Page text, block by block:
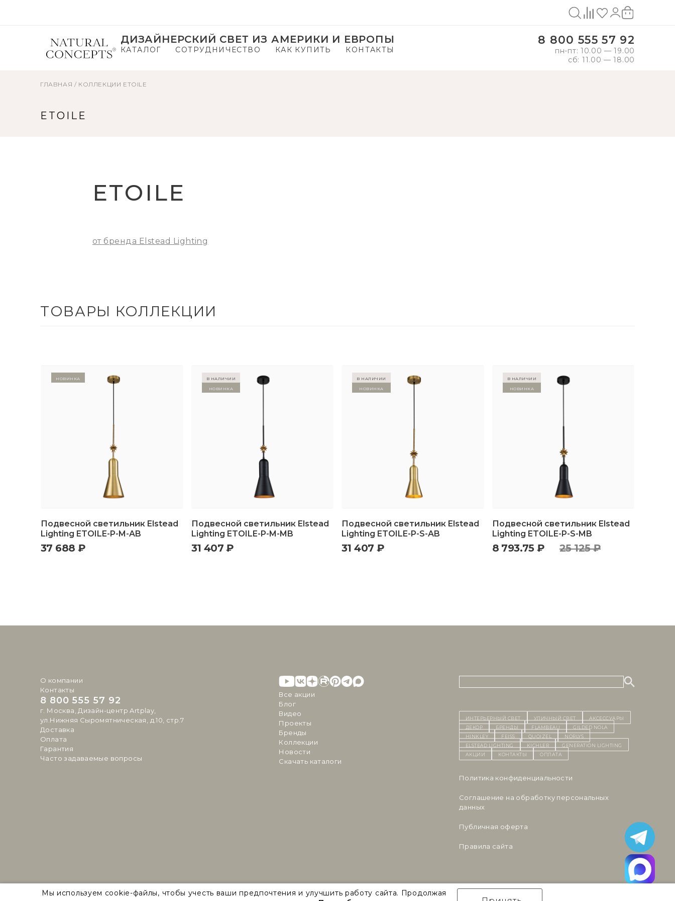
ДИЗАЙНЕРСКИЙ СВЕТ ИЗ АМЕРИКИ И ЕВРОПЫ
КАТАЛОГ СОТРУДНИЧЕСТВО КАК КУПИТЬ КОНТАКТЫ
8 800 555 57 92
пн-пт: 10.00 — 19.00
сб: 11.00 — 18.00
ГЛАВНАЯ / КОЛЛЕКЦИИ ETOILE
ETOILE
ETOILE
от бренда Elstead Lighting
ТОВАРЫ КОЛЛЕКЦИИ
Новинка
Подвесной светильник Elstead
Lighting ETOILE-P-M-AB
37 688 ₽
в наличии
Новинка
Подвесной светильник Elstead
Lighting ETOILE-P-M-MB
31 407 ₽
в наличии
Новинка
Подвесной светильник Elstead
Lighting ETOILE-P-S-AB
31 407 ₽
в наличии
Новинка
Подвесной светильник Elstead
Lighting ETOILE-P-S-MB
8 793.75 ₽ 25 125 ₽
О компании
Контакты
8 800 555 57 92
г. Москва, Дизайн-центр Artplay,
ул.Нижняя Сыромятническая, д.10, стр.7
Доставка
Оплата
Гарантия
Часто задаваемые вопросы
Все акции
Блог
Видео
Проекты
Бренды
Коллекции
Новости
Скачать каталоги
ИНТЕРЬЕРНЫЙ СВЕТ уличный СВЕТ
Аксессуары
декор
бренды Flambeau
Gilded Nola
Hinkley
Feiss Quoizel
Norlys
Elstead Lighting
Kichler
Generation Lighting
Акции
контакты Оплата
Политика конфиденциальности
Cоглашение на обработку персональных
данных
Публичная оферта
Правила сайта
Natural Concepts 2026 © Все права защищены
Мы используем cookie-файлы, чтобы учесть ваши предпочтения и улучшить работу сайта. Продолжая